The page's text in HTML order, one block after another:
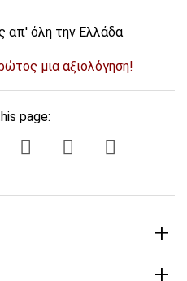
απ' όλη την Ελλάδα
μια αξιολόγηση!
page: